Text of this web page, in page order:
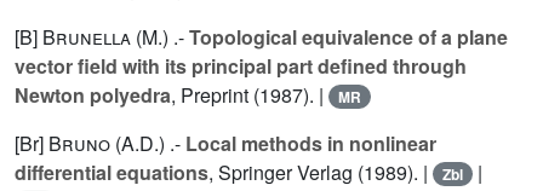
[B] Brunella (M.) .-Topological equivalence of a plane
vector field with its principal part defined through
Newton polyedra, Preprint (1987). | MR
[Br] Bruno (A.D.) .- Local methods in nonlinear
differential equations, Springer Verlag (1989). | Zbl |